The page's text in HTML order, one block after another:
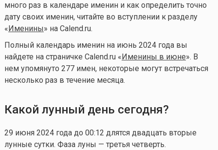
много раз в календаре именин и как определить точно
дату своих именин, читайте во вступлении к разделу
« Именины» на Calend.ru.
Полный календарь именин на июнь 2024 года вы
найдете на страничке Calend.ru « Именины в июне». В
нем упомянуто 277 имен, некоторые могут встречаться
несколько раз в течение месяца.
Какой лунный день сегодня?
29 июня 2024 года до 00:12 длятся двадцать вторые
лунные сутки. Фаза луны — третья четверть.